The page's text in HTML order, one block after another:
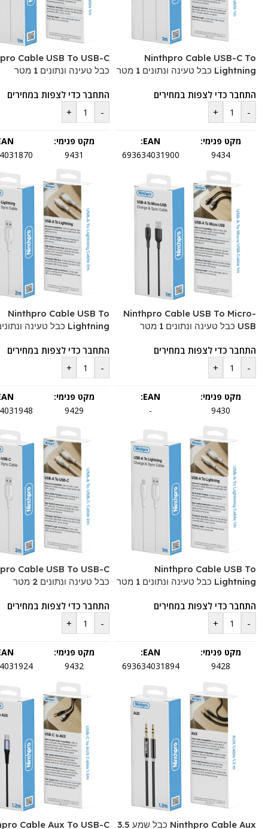
Ninthpro Cable USB-C To
Lightning כבל טעינה ונתונים 1 מטר
התחבר כדי לצפות במחירים
-
+
מקט פנימי:
9434
EAN:
693634031900
Cable USB To USB-C
כבל טעינה ונתונים 1 מטר
התחבר כדי לצפות במחירים
-
+
מקט פנימי:
9431
Ninthpro Cable USB To Micro-
USB כבל טעינה ונתונים 1 מטר
התחבר כדי לצפות במחירים
-
+
מקט פנימי:
9430
EAN:
-
Ninthpro Cable USB To
Lightning כבל טעינה ונתונים 2 מטר
התחבר כדי לצפות במחירים
-
+
מקט פנימי:
9429
Ninthpro Cable USB To
Lightning כבל טעינה ונתונים 1 מטר
התחבר כדי לצפות במחירים
-
+
מקט פנימי:
9428
EAN:
693634031894
Cable USB To USB-C
כבל טעינה ונתונים 2 מטר
התחבר כדי לצפות במחירים
-
+
מקט פנימי:
9432
Ninthpro Cable Aux כבל שמע 3.5
Cable Aux To USB-C